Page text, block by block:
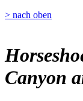
> nach oben
Canyon